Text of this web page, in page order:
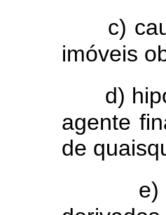
c)
imóveis
d)
agente
de